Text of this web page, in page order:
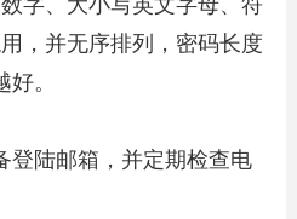
字、大小写英文字母、符
，并无序排列，密码长度
。
登陆邮箱，并定期检查电